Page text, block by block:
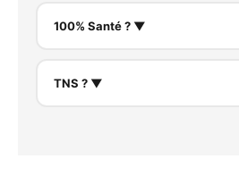
100% Santé ? ▼
TNS ? ▼